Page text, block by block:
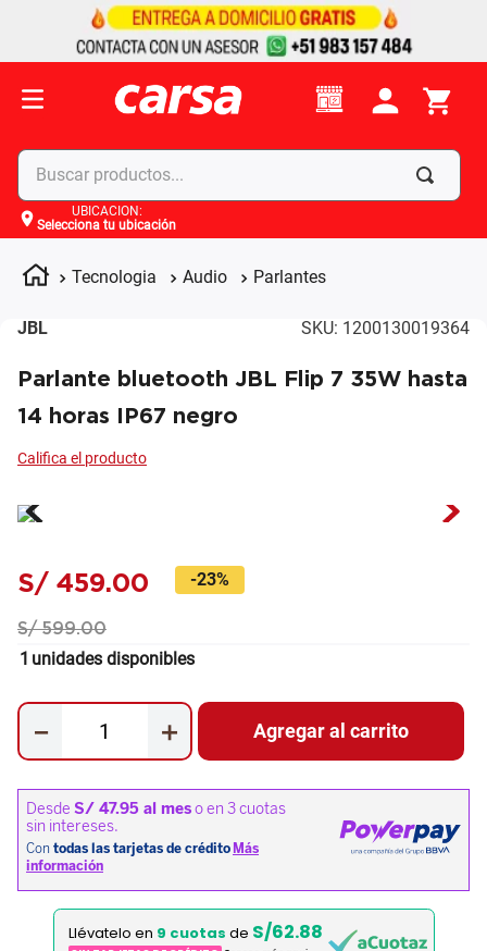
Buscar productos...
UBICACIÓN:
Selecciona tu ubicación
Tecnologia Audio Parlantes
JBL SKU: 1200130019364
Parlante bluetooth JBL Flip 7 35W hasta
14 horas IP67 negro
S/ 459.00 -23%
S/ 599.00
1 unidades disponibles
＋
－ Agregar al carrito
Llévatelo en 9 cuotas de S/62.88
Términos más buscados
celulares
4. apple